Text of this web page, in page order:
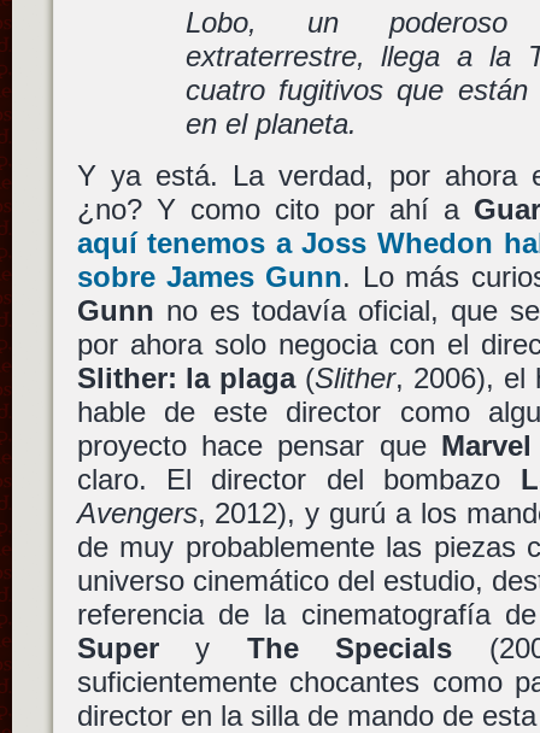
Lobo, un poderoso
extraterrestre, llega a la
cuatro fugitivos que
en el planeta.
Y ya está. La verdad, por ahora
¿no? Y como cito por ahí a
aquí tenemos a Joss Whedon
sobre James Gunn. Lo más
Gunn no es todavía oficial, que
por ahora solo negocia con el
Slither: la plaga(Slither, 2006), el
hable de este director como
proyecto hace pensar que
claro. El director del bombazo
Avengers, 2012), y gurú a los
de muy probablemente las piezas
universo cinemático del estudio,
referencia de la cinematografía
Supery The Specials
suficientemente chocantes como
director en la silla de mando de